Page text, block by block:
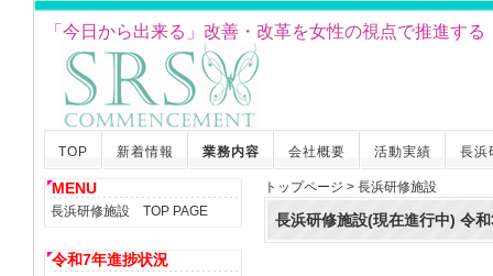
「今日から出来る」改善・改革を女性の視点で推進する
TOP 新着情報 業務内容 会社概要 活動実績 長浜
MENU
長浜研修施設 TOP PAGE
令和7年進捗状況
トップページ > 長浜研修施設
長浜研修施設(現在進行中) 令